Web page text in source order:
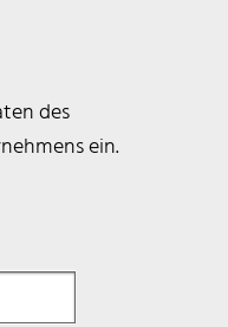
des
ein.